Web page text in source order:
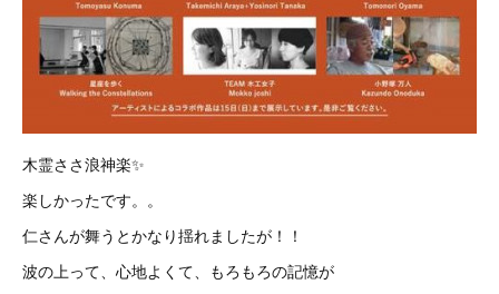
木霊ささ浪神楽✨
楽しかったです。。
仁さんが舞うとかなり揺れましたが！！
波の上って、心地よくて、もろもろの記憶が